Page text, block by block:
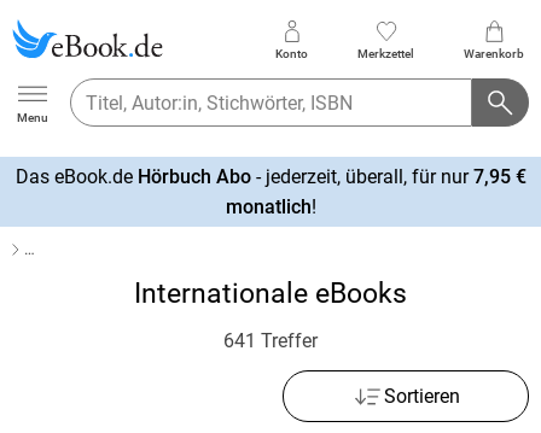
Ebook.de
Menu
Konto Merkzettel Warenkorb
Das eBook.de Hörbuch Abo- jederzeit, überall, für nur7,95 €
monatlich!
…
Internationale eBooks
641 Treffer
Sortieren